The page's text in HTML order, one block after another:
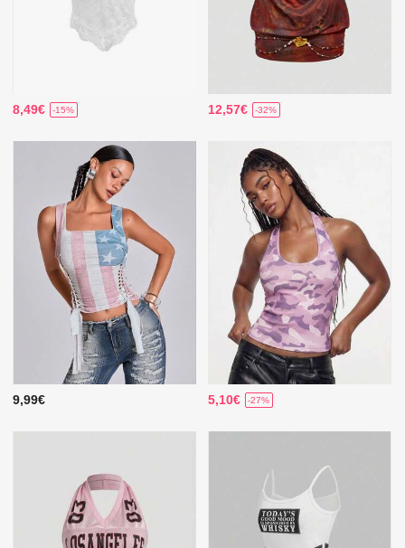
8,49€ -15% 12,57€ -32%
9,99€ 5,10€ -27%